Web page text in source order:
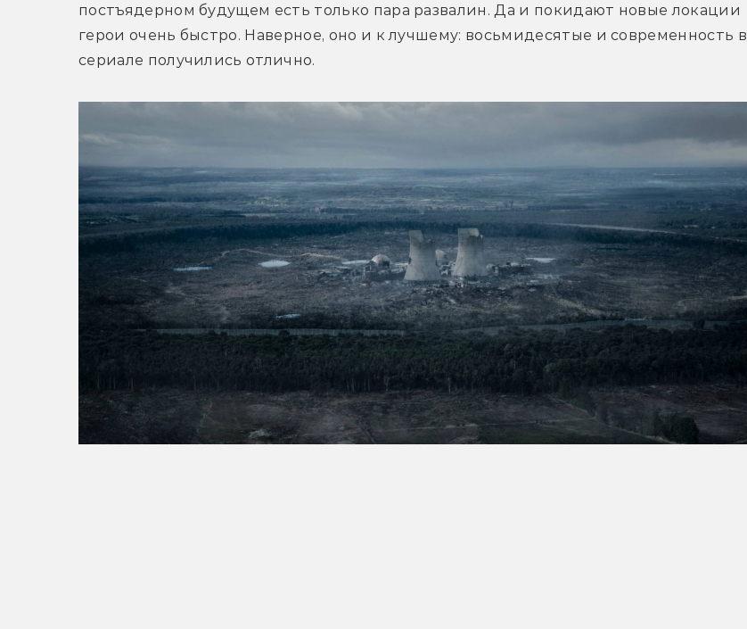
постъядерном будущем есть только пара развалин. Да и покидают новые локации
герои очень быстро. Наверное, оно и к лучшему: восьмидесятые и современность в
сериале получились отлично.